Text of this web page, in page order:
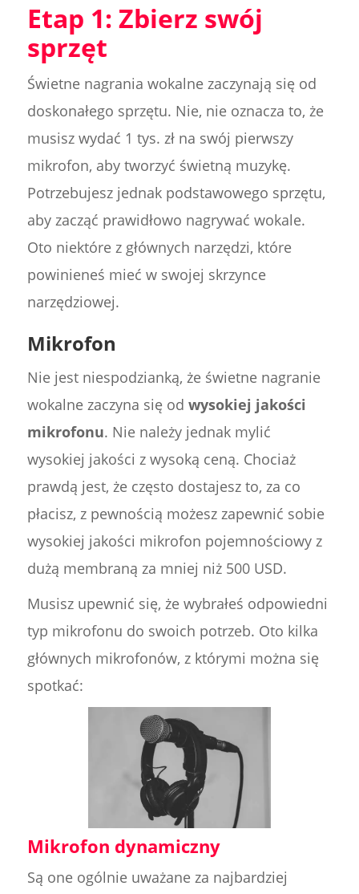
Etap 1: Zbierz swój
sprzęt
Świetne nagrania wokalne zaczynają się od
doskonałego sprzętu. Nie, nie oznacza to, że
musisz wydać 1 tys. zł na swój pierwszy
mikrofon, aby tworzyć świetną muzykę.
Potrzebujesz jednak podstawowego sprzętu,
aby zacząć prawidłowo nagrywać wokale.
Oto niektóre z głównych narzędzi, które
powinieneś mieć w swojej skrzynce
narzędziowej.
Mikrofon
Nie jest niespodzianką, że świetne nagranie
wokalne zaczyna się od wysokiej jakości
mikrofonu. Nie należy jednak mylić
wysokiej jakości z wysoką ceną. Chociaż
prawdą jest, że często dostajesz to, za co
płacisz, z pewnością możesz zapewnić sobie
wysokiej jakości mikrofon pojemnościowy z
dużą membraną za mniej niż 500 USD.
Musisz upewnić się, że wybrałeś odpowiedni
typ mikrofonu do swoich potrzeb. Oto kilka
głównych mikrofonów, z którymi można się
spotkać:
Mikrofon dynamiczny
Są one ogólnie uważane za najbardziej